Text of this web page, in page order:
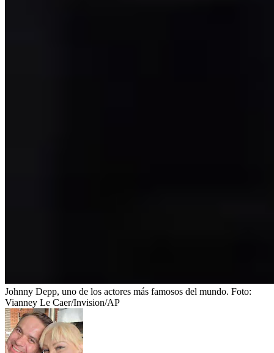
Johnny Depp, uno de los actores más famosos del mundo. Foto:
Vianney Le Caer/Invision/AP